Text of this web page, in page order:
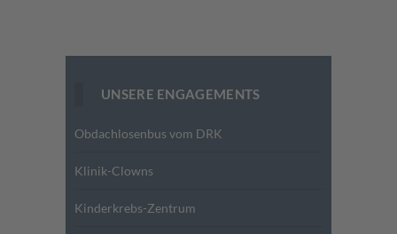
UNSERE ENGAGEMENTS
Obdachlosenbus vom DRK
Klinik-Clowns
Kinderkrebs-Zentrum